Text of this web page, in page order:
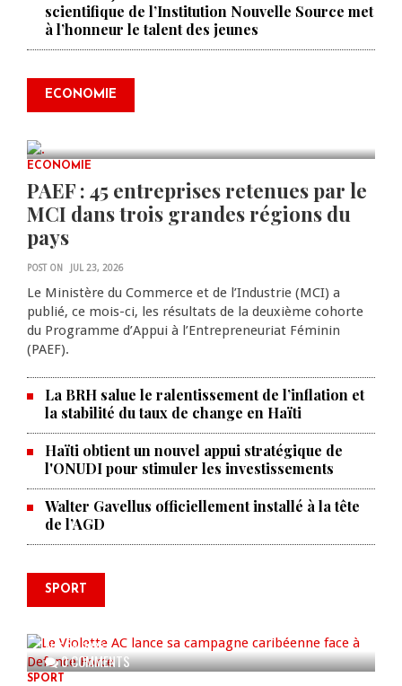
scientifique de l’Institution Nouvelle Source met
à l’honneur le talent des jeunes
ECONOMIE
0 COMMENTS
Produire le savoir pour
2ᵉ édition de ses Journées
scientifiques
ECONOMIE
PAEF : 45 entreprises retenues par le
MCI dans trois grandes régions du
pays
POST ON JUL 23, 2026
Le Ministère du Commerce et de l’Industrie (MCI) a
publié, ce mois-ci, les résultats de la deuxième cohorte
du Programme d’Appui à l’Entrepreneuriat Féminin
(PAEF).
La BRH salue le ralentissement de l’inflation et
la stabilité du taux de change en Haïti
Haïti obtient un nouvel appui stratégique de
l'ONUDI pour stimuler les investissements
Walter Gavellus officiellement installé à la tête
de l’AGD
SPORT
0 COMMENTS
Le Violette AC lance sa campagne
AUG 04, 2026
SPORT